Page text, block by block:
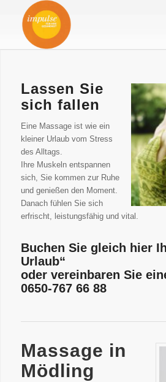
Lassen Sie
sich fallen
Eine Massage ist wie ein
kleiner Urlaub vom Stress
des Alltags.
Ihre Muskeln entspannen
sich, Sie kommen zur Ruhe
und genießen den Moment.
Danach fühlen Sie sich
erfrischt, leistungsfähig und vital.
BuchenSiegleich hier
Urlaub“
oder vereinbaren Sie
0650-7676688
Massage in
Mödling